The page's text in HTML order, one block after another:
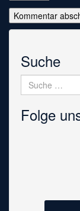
Suche
Suche
nach:
Folge